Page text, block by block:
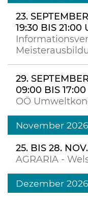
23.
19:30 BIS 21:00
29.
09:00 BIS 17:00
OÖ
November 2026
25. BIS 28.
AGRARIA -
Dezember 2026